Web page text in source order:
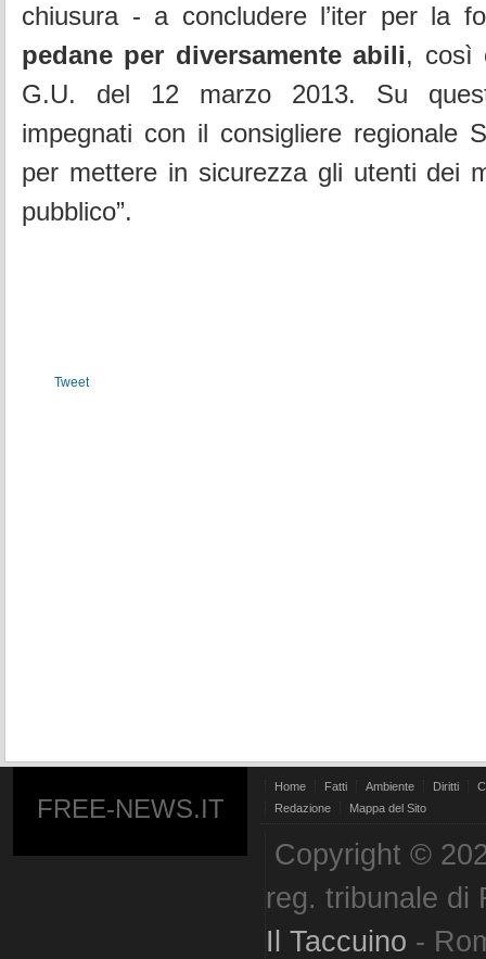
chiusura - a concludere l’iter per la
pedane per diversamente abili, così
G.U. del 12 marzo 2013. Su
impegnati con il consigliere regionale
per mettere in sicurezza gli utenti dei
pubblico”.
Tweet
FREE-NEWS.IT
Home Fatti Ambiente Diritti
Redazione
Mappa del Sito
Copyright ©
reg. tribunale di
Il Taccuino -